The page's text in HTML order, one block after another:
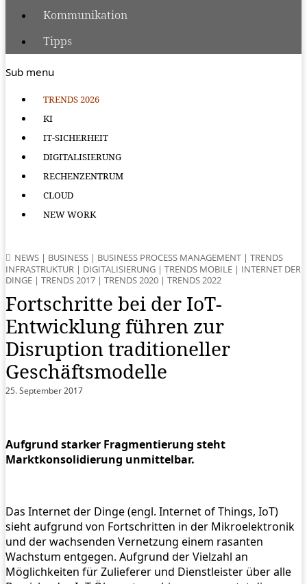
Kommunikation
Tipps
Sub menu
TRENDS 2026
KI
IT-SICHERHEIT
DIGITALISIERUNG
RECHENZENTRUM
CLOUD
NEW WORK
NEWS | BUSINESS | BUSINESS PROCESS MANAGEMENT | TRENDS
INFRASTRUKTUR | DIGITALISIERUNG | TRENDS MOBILE | INTERNET DER
DINGE | TRENDS 2017 | TRENDS 2020 | TRENDS 2022
Fortschritte bei der IoT-
Entwicklung führen zur
Disruption traditioneller
Geschäftsmodelle
25. September 2017
Aufgrund starker Fragmentierung steht
Marktkonsolidierung unmittelbar.
Das Internet der Dinge (engl. Internet of Things, IoT)
sieht aufgrund von Fortschritten in der Mikroelektronik
und der wachsenden Vernetzung einem rasanten
Wachstum entgegen. Aufgrund der Vielzahl an
Möglichkeiten für Zulieferer und Dienstleister über alle